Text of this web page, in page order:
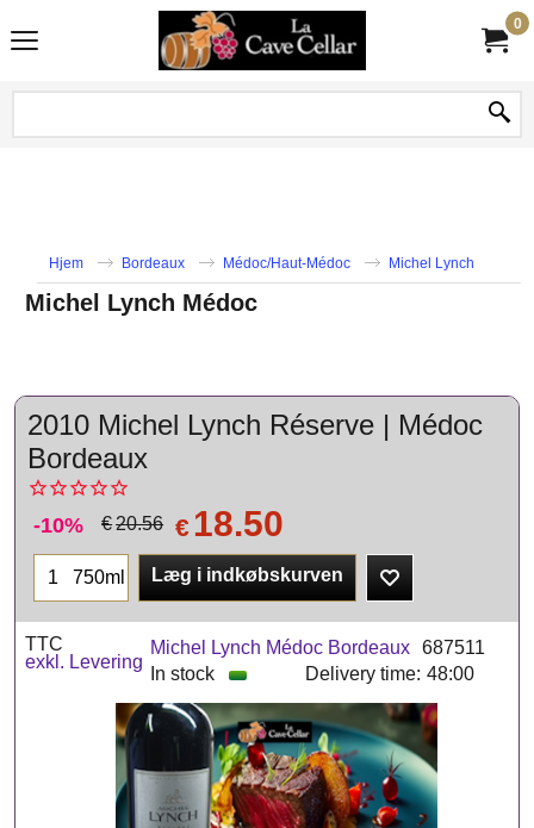
0
Hjem Bordeaux Médoc/Haut-Médoc Michel Lynch
Michel Lynch Médoc
2010 Michel Lynch Réserve | Médoc
Bordeaux
-10% €20.56 € 18.50
750ml Læg i indkøbskurven
Michel Lynch Médoc Bordeaux 687511
TTC
exkl. Levering
Delivery time: 48:00
In stock